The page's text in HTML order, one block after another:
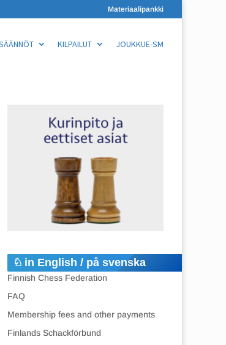
Materiaalipankki
KILPAILUT JOUKKUE-SM
in English / på svenska
Finnish Chess Federation
FAQ
Membership fees and other payments
Finlands Schackförbund